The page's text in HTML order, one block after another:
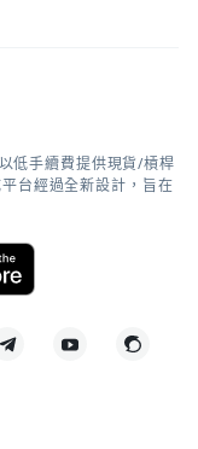
低手續費提供現貨/槓桿
台經過全新設計，旨在